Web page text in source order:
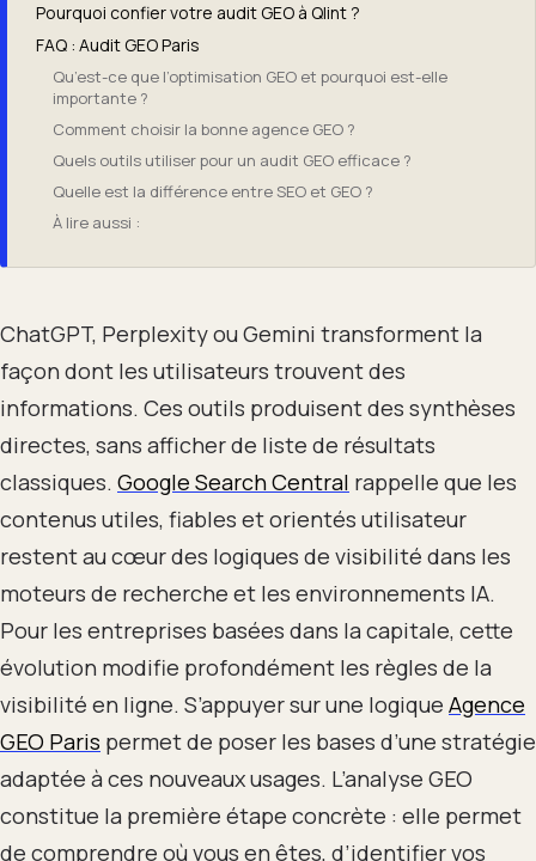
Pourquoi confier votre audit GEO à Qlint ?
FAQ : Audit GEO Paris
Qu’est-ce que l’optimisation GEO et pourquoi est-elle
importante ?
Comment choisir la bonne agence GEO ?
Quels outils utiliser pour un audit GEO efficace ?
Quelle est la différence entre SEO et GEO ?
À lire aussi :
ChatGPT, Perplexity ou Gemini transforment la
façon dont les utilisateurs trouvent des
informations. Ces outils produisent des synthèses
directes, sans afficher de liste de résultats
classiques. Google Search Central rappelle que les
contenus utiles, fiables et orientés utilisateur
restent au cœur des logiques de visibilité dans les
moteurs de recherche et les environnements IA.
Pour les entreprises basées dans la capitale, cette
évolution modifie profondément les règles de la
visibilité en ligne. S’appuyer sur une logique Agence
GEO Paris permet de poser les bases d’une stratégie
adaptée à ces nouveaux usages. L’analyse GEO
constitue la première étape concrète : elle permet
de comprendre où vous en êtes, d’identifier vos